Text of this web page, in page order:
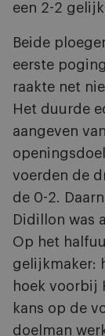
een 2-2
Beide
eerste
raakte net
Het duurde
aangeven
voerden de
de 0-2.
Didillon was
Op het
gelijkmaker:
hoek voorbij
kans op de
doelman